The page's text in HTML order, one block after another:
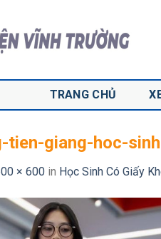
TRANG CHỦ
tien-giang-hoc-
× 600 in Học Sinh Có Giấy